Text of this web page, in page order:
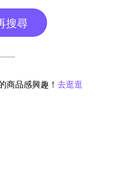
搜尋
商品感興趣！ 去逛逛